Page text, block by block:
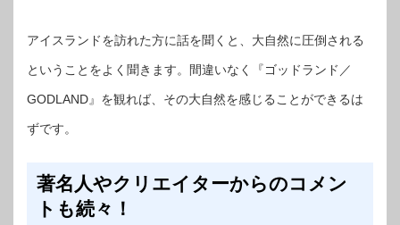
アイスランドを訪れた方に話を聞くと、大自然に圧倒される
ということをよく聞きます。間違いなく『ゴッドランド／
GODLAND』を観れば、その大自然を感じることができるは
ずです。
著名人やクリエイターからのコメン
トも続々！